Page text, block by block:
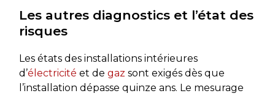
Les autres diagnostics et l’état des
risques
Les états des installations intérieures
d’électricité et de gaz sont exigés dès que
l’installation dépasse quinze ans. Le mesurage